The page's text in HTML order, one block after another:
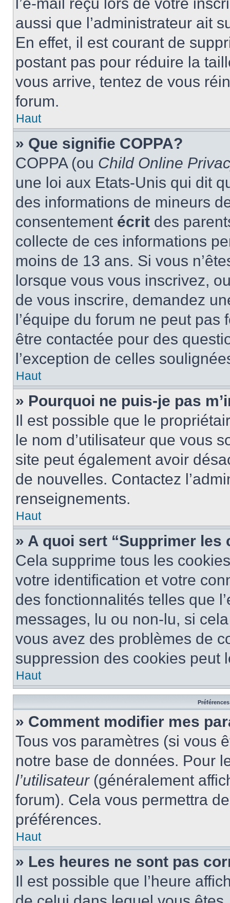
aussi que l’administrateur ait
En effet, il est courant de
postant pas pour réduire la
vous arrive, tentez de vous
forum.
Haut
» Que signifie COPPA?
COPPA (ou Child Online
une loi aux Etats-Unis qui dit
des informations de mineurs
consentement écrit des
collecte de ces informations
moins de 13 ans. Si vous
lorsque vous vous inscrivez,
de vous inscrire, demandez
l’équipe du forum ne peut
être contactée pour des
l’exception de celles
Haut
» Pourquoi ne puis-je pas
Il est possible que le
le nom d’utilisateur que vous
site peut également avoir
de nouvelles. Contactez
renseignements.
Haut
» A quoi sert “Supprimer les
Cela supprime tous les
votre identification et votre
des fonctionnalités telles que
messages, lu ou non-lu, si
vous avez des problèmes de
suppression des cookies peut
Haut
» Comment modifier mes
Tous vos paramètres (si vous
notre base de données. Pour
l’utilisateur(généralement
forum). Cela vous permettra
préférences.
Haut
» Les heures ne sont pas
Il est possible que l’heure